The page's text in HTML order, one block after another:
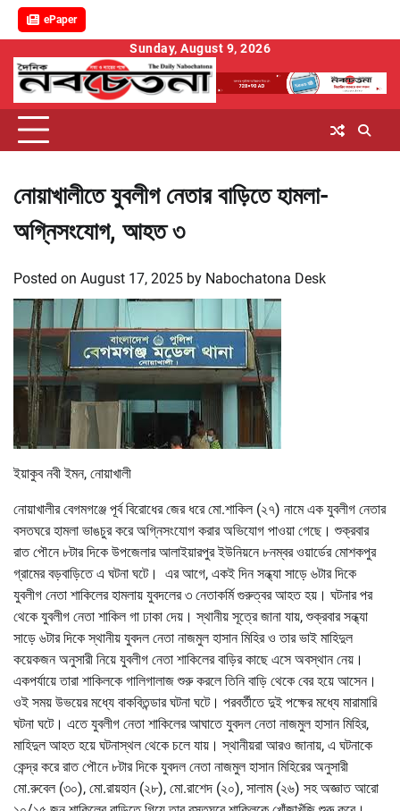
ePaper
content
Sunday, August 9, 2026
নোয়াখালীতে যুবলীগ নেতার বাড়িতে হামলা-
অগ্নিসংযোগ, আহত ৩
Posted on August 17, 2025 by Nabochatona Desk
ইয়াকুব নবী ইমন, নোয়াখালী
নোয়াখালীর বেগমগঞ্জে পূর্ব বিরোধের জের ধরে মো.শাকিল (২৭) নামে এক যুবলীগ নেতার
বসতঘরে হামলা ভাঙচুর করে অগ্নিসংযোগ করার অভিযোগ পাওয়া গেছে। শুক্রবার
রাত পৌনে ৮টার দিকে উপজেলার আলাইয়ারপুর ইউনিয়নে ৮নম্বর ওয়ার্ডের মোশকপুর
গ্রামের বড়বাড়িতে এ ঘটনা ঘটে। এর আগে, একই দিন সন্ধ্যা সাড়ে ৬টার দিকে
যুবলীগ নেতা শাকিলের হামলায় যুবদলের ৩ নেতাকর্মি গুরুত্বর আহত হয়। ঘটনার পর
থেকে যুবলীগ নেতা শাকিল গা ঢাকা দেয়। স্থানীয় সূত্রে জানা যায়, শুক্রবার সন্ধ্যা
সাড়ে ৬টার দিকে স্থানীয় যুবদল নেতা নাজমুল হাসান মিহির ও তার ভাই মাহিদুল
কয়েকজন অনুসারী নিয়ে যুবলীগ নেতা শাকিলের বাড়ির কাছে এসে অবস্থান নেয়।
একপর্যায়ে তারা শাকিলকে গালিগালাজ শুরু করলে তিনি বাড়ি থেকে বের হয়ে আসেন।
ওই সময় উভয়ের মধ্যে বাকবিতন্ডার ঘটনা ঘটে। পরবর্তীতে দুই পক্ষের মধ্যে মারামারি
ঘটনা ঘটে। এতে যুবলীগ নেতা শাকিলের আঘাতে যুবদল নেতা নাজমুল হাসান মিহির,
মাহিদুল আহত হয়ে ঘটনাস্থল থেকে চলে যায়। স্থানীয়রা আরও জানায়, এ ঘটনাকে
কেন্দ্র করে রাত পৌনে ৮টার দিকে যুবদল নেতা নাজমুল হাসান মিহিরের অনুসারী
মো.রুবেল (৩০), মো.রায়হান (২৮), মো.রাশেদ (২০), সালাম (২৬) সহ অজ্ঞাত আরো